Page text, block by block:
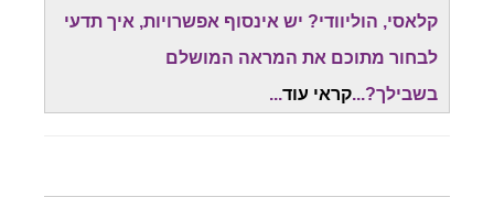
קלאסי, הוליוודי? יש אינסוף אפשרויות, איך תדעי
לבחור מתוכם את המראה המושלם
בשבילך?...קראי עוד..
.